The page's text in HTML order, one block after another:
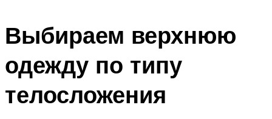
Выбираем верхнюю
одежду по типу
телосложения